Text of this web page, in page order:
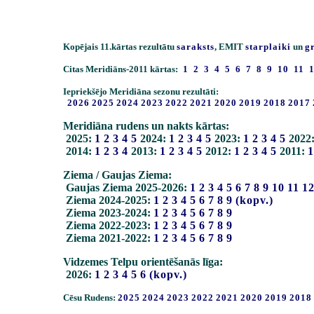
Kopējais 11.kārtas rezultātu saraksts, EMIT starplaiki un
Citas Meridiāns-2011 kārtas: 1 2 3 4 5 6 7 8 9 10 11
Iepriekšējo Meridiāna sezonu rezultāti:
2026 2025 2024 2023 2022 2021 2020 2019 2018 2017
Meridiāna rudens un nakts kārtas:
2025: 1 2 3 4 5 2024: 1 2 3 4 5 2023: 1 2 3 4 5
2014: 1 2 3 4 2013: 1 2 3 4 5 2012: 1 2 3 4 5 2011: 1
Ziema / Gaujas Ziema:
Gaujas Ziema 2025-2026: 1 2 3 4 5 6 7 8 9 10 11 12
Ziema 2024-2025: 1 2 3 4 5 6 7 8 9 (kopv.)
Ziema 2023-2024: 1 2 3 4 5 6 7 8 9
Ziema 2022-2023: 1 2 3 4 5 6 7 8 9
Ziema 2021-2022: 1 2 3 4 5 6 7 8 9
Vidzemes Telpu orientēšanās līga:
2026: 1 2 3 4 5 6 (kopv.)
Cēsu Rudens: 2025 2024 2023 2022 2021 2020 2019 2018